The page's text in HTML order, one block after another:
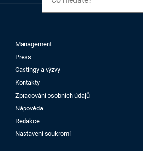
Management
Press
Castingy a výzvy
Kontakty
Zpracování osobních údajů
Nápověda
Redakce
Nastavení soukromí